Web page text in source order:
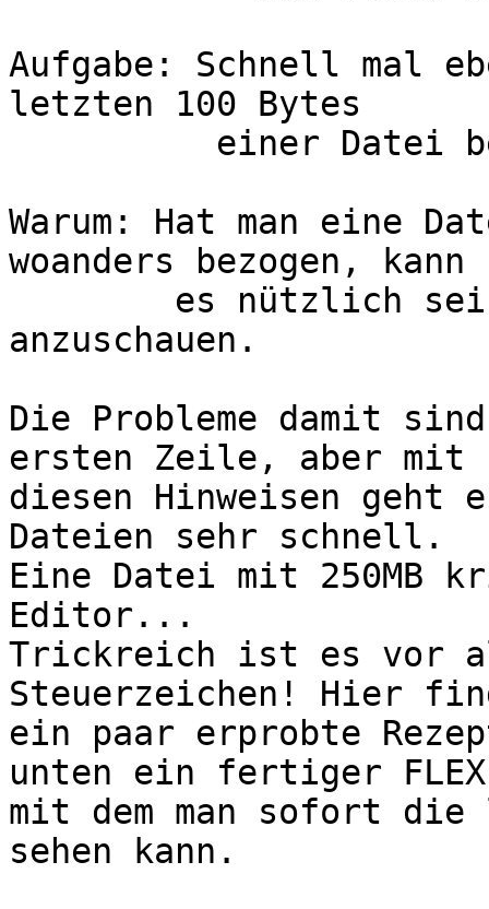
Aufgabe: Schnell mal
letzten 100 Bytes
Warum: Hat man eine
woanders bezogen, kann
anzuschauen.
Die Probleme damit
ersten Zeile, aber mit
diesen Hinweisen geht
Dateien sehr schnell.
Eine Datei mit 250MB
Editor...
Trickreich ist es vor
Steuerzeichen! Hier
ein paar erprobte
unten ein fertiger
mit dem man sofort
sehen kann.